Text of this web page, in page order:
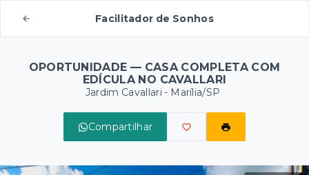
Facilitador de Sonhos
OPORTUNIDADE — CASA COMPLETA COM
EDÍCULA NO CAVALLARI
Jardim Cavallari - Marília/SP
Compartilhar